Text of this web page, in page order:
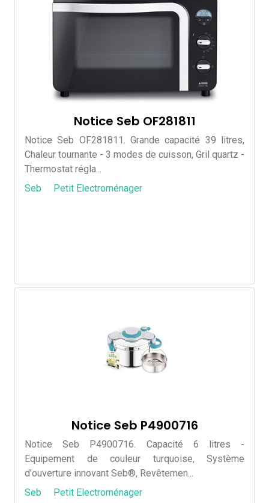
Notice Seb OF281811
Notice Seb OF281811. Grande capacité 39 litres,
Chaleur tournante - 3 modes de cuisson, Gril quartz -
Thermostat régla...
Seb
Petit Electroménager
Notice Seb P4900716
Notice Seb P4900716. Capacité 6 litres -
Equipement de couleur turquoise, Système
d'ouverture innovant Seb®, Revêtemen...
Seb
Petit Electroménager